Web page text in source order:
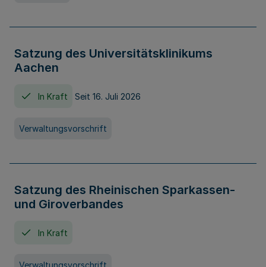
Satzung des Universitätsklinikums
Aachen
In Kraft Seit 16. Juli 2026
Verwaltungsvorschrift
Satzung des Rheinischen Sparkassen-
und Giroverbandes
In Kraft
Verwaltungsvorschrift